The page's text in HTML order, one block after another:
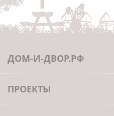
ДОМ-И-ДВОР.РФ
ПРОЕКТЫ